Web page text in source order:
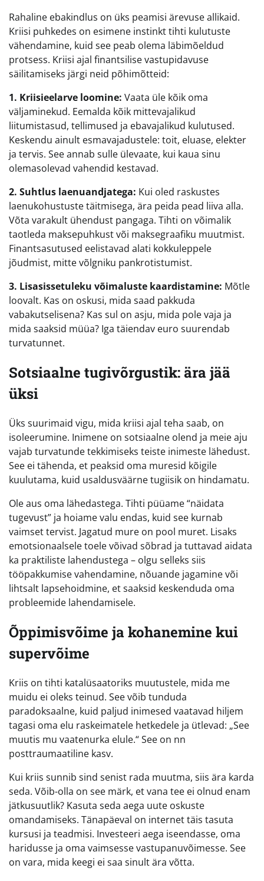
Rahaline ebakindlus on üks peamisi ärevuse allikaid.
Kriisi puhkedes on esimene instinkt tihti kulutuste
vähendamine, kuid see peab olema läbimõeldud
protsess. Kriisi ajal finantsilise vastupidavuse
säilitamiseks järgi neid põhimõtteid:
1. Kriisieelarve loomine: Vaata üle kõik oma
väljaminekud. Eemalda kõik mittevajalikud
liitumistasud, tellimused ja ebavajalikud kulutused.
Keskendu ainult esmavajadustele: toit, eluase, elekter
ja tervis. See annab sulle ülevaate, kui kaua sinu
olemasolevad vahendid kestavad.
2. Suhtlus laenuandjatega: Kui oled raskustes
laenukohustuste täitmisega, ära peida pead liiva alla.
Võta varakult ühendust pangaga. Tihti on võimalik
taotleda maksepuhkust või maksegraafiku muutmist.
Finantsasutused eelistavad alati kokkuleppele
jõudmist, mitte võlgniku pankrotistumist.
3. Lisasissetuleku võimaluste kaardistamine: Mõtle
loovalt. Kas on oskusi, mida saad pakkuda
vabakutselisena? Kas sul on asju, mida pole vaja ja
mida saaksid müüa? Iga täiendav euro suurendab
turvatunnet.
Sotsiaalne tugivõrgustik: ära jää
üksi
Üks suurimaid vigu, mida kriisi ajal teha saab, on
isoleerumine. Inimene on sotsiaalne olend ja meie aju
vajab turvatunde tekkimiseks teiste inimeste lähedust.
See ei tähenda, et peaksid oma muresid kõigile
kuulutama, kuid usaldusväärne tugiisik on hindamatu.
Ole aus oma lähedastega. Tihti püüame “näidata
tugevust” ja hoiame valu endas, kuid see kurnab
vaimset tervist. Jagatud mure on pool muret. Lisaks
emotsionaalsele toele võivad sõbrad ja tuttavad aidata
ka praktiliste lahendustega – olgu selleks siis
tööpakkumise vahendamine, nõuande jagamine või
lihtsalt lapsehoidmine, et saaksid keskenduda oma
probleemide lahendamisele.
Õppimisvõime ja kohanemine kui
supervõime
Kriis on tihti katalüsaatoriks muutustele, mida me
muidu ei oleks teinud. See võib tunduda
paradoksaalne, kuid paljud inimesed vaatavad hiljem
tagasi oma elu raskeimatele hetkedele ja ütlevad: „See
muutis mu vaatenurka elule.“ See on nn
posttraumaatiline kasv.
Kui kriis sunnib sind senist rada muutma, siis ära karda
seda. Võib-olla on see märk, et vana tee ei olnud enam
jätkusuutlik? Kasuta seda aega uute oskuste
omandamiseks. Tänapäeval on internet täis tasuta
kursusi ja teadmisi. Investeeri aega iseendasse, oma
haridusse ja oma vaimsesse vastupanuvõimesse. See
on vara, mida keegi ei saa sinult ära võtta.